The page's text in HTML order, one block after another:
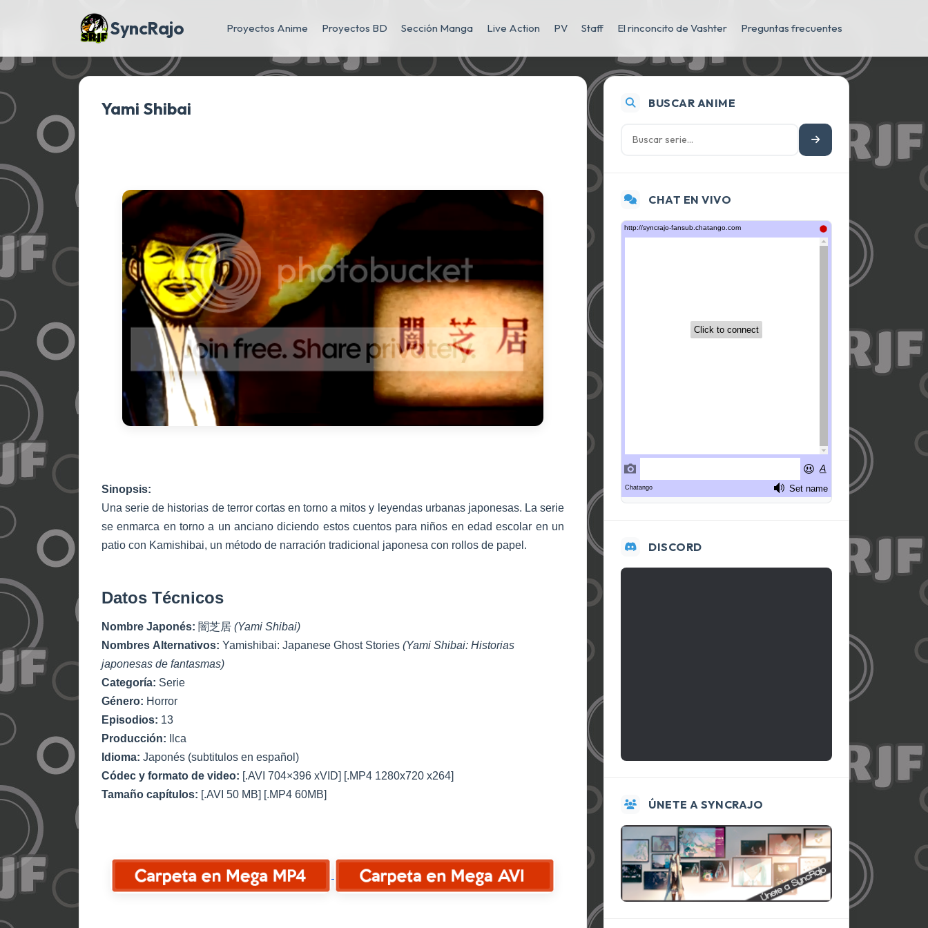
SyncRajo Proyectos Anime Proyectos BD Sección Manga Live Action PV Staff El rinconcito de Vashter Preguntas frecuentes
Yami Shibai
Sinopsis:
Una serie de historias de terror cortas en torno a mitos y leyendas urbanas japonesas. La serie
se enmarca en torno a un anciano diciendo estos cuentos para niños en edad escolar en un
patio con Kamishibai, un método de narración tradicional japonesa con rollos de papel.
Datos Técnicos
Nombre Japonés: 闇芝居 (Yami Shibai)
Nombres Alternativos: Yamishibai: Japanese Ghost Stories (Yami Shibai: Historias
japonesas de fantasmas)
Categoría: Serie
Género: Horror
Episodios: 13
Producción:
Ilca
Idioma: Japonés (subtitulos en español)
Códec y formato de video: [.AVI 704×396 xVID] [.MP4 1280x720 x264]
Tamaño capítulos: [.AVI 50 MB] [.MP4 60MB]
BUSCAR ANIME
CHAT EN VIVO
DISCORD
ÚNETE A SYNCRAJO